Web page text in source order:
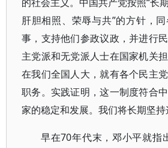
肝胆相照、荣辱与共”的方针，
事，支持他们参政议政，并进行
主党派和无党派人士在国家机关
在我们全国人大，就有各个民主
职务。实践证明，这一制度符合
家的稳定和发展。我们将长期坚持
早在70年代末，邓小平就指